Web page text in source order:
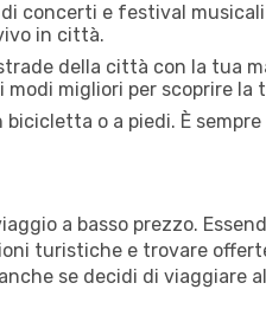
concerti e festival
in città.
della città con la tua
migliori per scoprire la
o a piedi. È
a basso prezzo.
turistiche e trovare
se decidi di viaggiare